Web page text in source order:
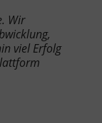
Wir
viel Erfolg